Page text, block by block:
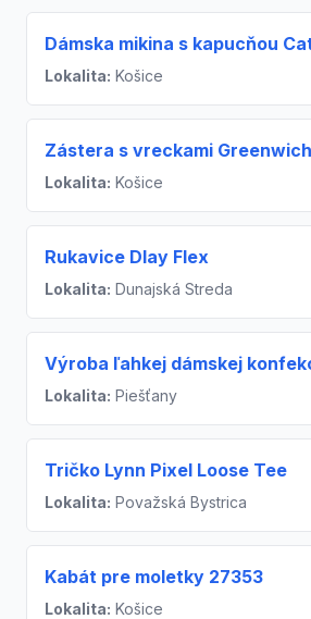
Dámska mikina s kapucňou
Lokalita: Košice
Zástera s vreckami
Lokalita: Košice
Rukavice Dlay Flex
Lokalita: Dunajská Streda
Výroba ľahkej dámskej
Lokalita: Piešťany
Tričko Lynn Pixel Loose Tee
Lokalita: Považská Bystrica
Kabát pre moletky 27353
Lokalita: Košice